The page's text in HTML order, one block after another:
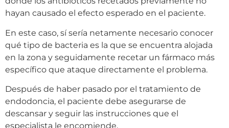
hayan causado el efecto esperado en el paciente.
En este caso, sí sería netamente necesario conocer
qué tipo de bacteria es la que se encuentra alojada
en la zona y seguidamente recetar un fármaco más
específico que ataque directamente el problema.
Después de haber pasado por el tratamiento de
endodoncia, el paciente debe asegurarse de
descansar y seguir las instrucciones que el
especialista le encomiende.